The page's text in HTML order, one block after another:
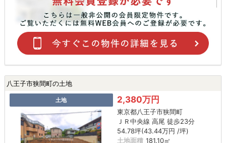
八王子市狭間町の土地
土地 2,380万円
東京都八王子市狭間町
ＪＲ中央線 高尾 徒歩23分
54.78坪(43.44万円 /坪)
土地面積 181.10㎡